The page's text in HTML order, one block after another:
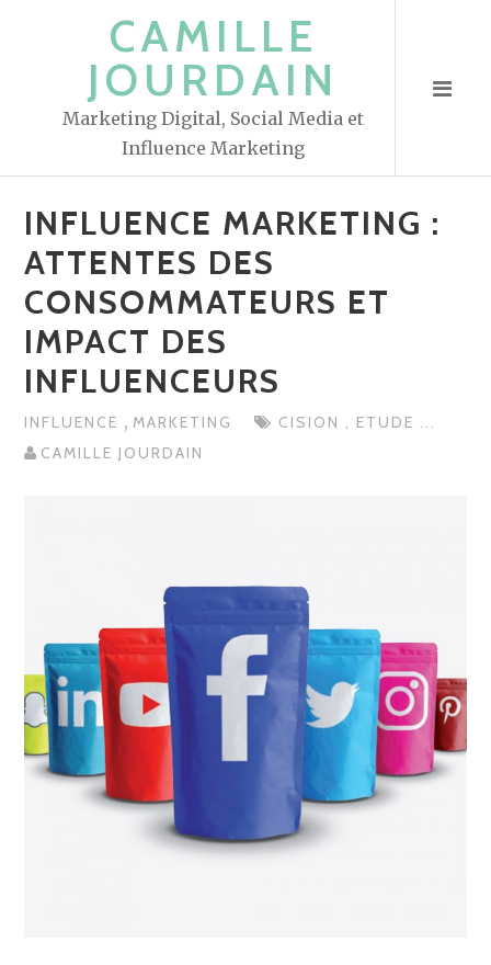
CAMILLE
JOURDAIN
Marketing Digital, Social Media et
Influence Marketing
INFLUENCE MARKETING :
ATTENTES DES
CONSOMMATEURS ET
IMPACT DES
INFLUENCEURS
INFLUENCE , MARKETING CISION , ETUDE ...
CAMILLE JOURDAIN